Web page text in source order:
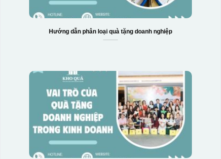
Hướng dẫn phân loại quà tặng doanh nghiệp